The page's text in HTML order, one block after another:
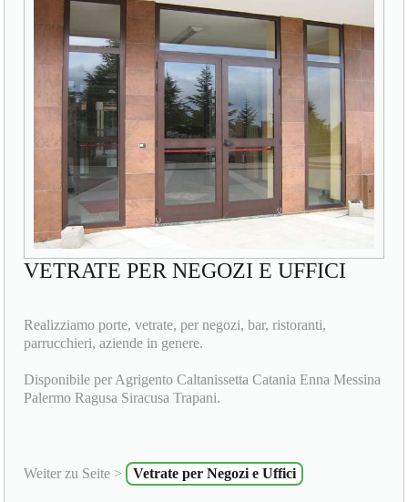
VETRATE PER NEGOZI E UFFICI
Realizziamo porte, vetrate, per negozi, bar, ristoranti,
parrucchieri, aziende in genere.
Disponibile per Agrigento Caltanissetta Catania Enna Messina
Palermo Ragusa Siracusa Trapani.
Weiter zu Seite > Vetrate per Negozi e Uffici